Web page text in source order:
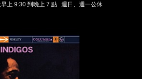
上 9:30 到晚上 7 點 週日、週一公休